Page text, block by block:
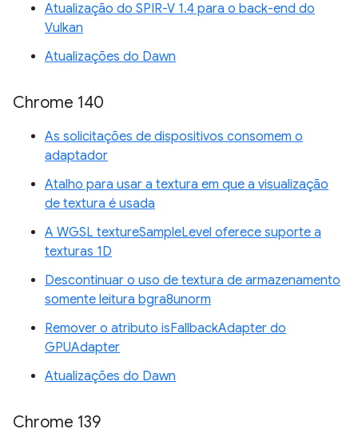
Atualização do SPIR-V 1.4 para o back-end do
Vulkan
Atualizações do Dawn
Chrome 140
As solicitações de dispositivos consomem o
adaptador
Atalho para usar a textura em que a visualização
de textura é usada
A WGSL textureSampleLevel oferece suporte a
texturas 1D
Descontinuar o uso de textura de armazenamento
somente leitura bgra8unorm
Remover o atributo isFallbackAdapter do
GPUAdapter
Atualizações do Dawn
Chrome 139